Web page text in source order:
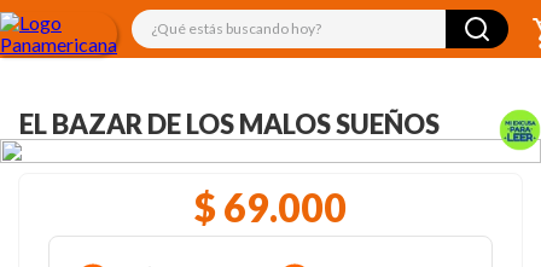
¿Qué estás buscando hoy?
EL BAZAR DE LOS MALOS SUEÑOS
$ 69.000